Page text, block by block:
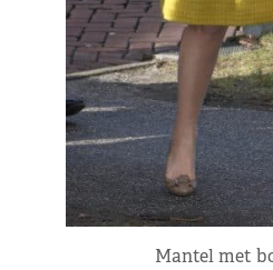
Mantel met